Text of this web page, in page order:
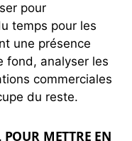
pour
temps pour les
une présence
fond, analyser les
commerciales
du reste.
METTRE EN